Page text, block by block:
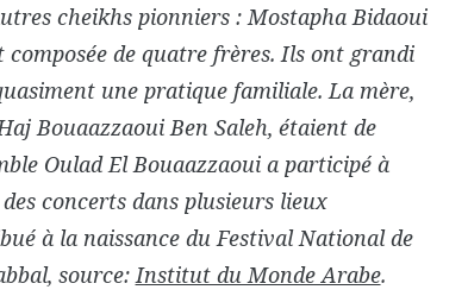
cheikhs pionniers : Mostapha Bidaoui
de quatre frères. Ils ont grandi
une pratique familiale. La mère,
Bouaazzaoui Ben Saleh, étaient de
Oulad El Bouaazzaoui a participé à
concerts dans plusieurs lieux
à la naissance du Festival National de
source: Institut du Monde Arabe.